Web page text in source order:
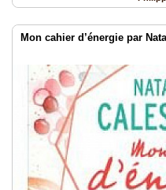
Mon cahier d’énergie par